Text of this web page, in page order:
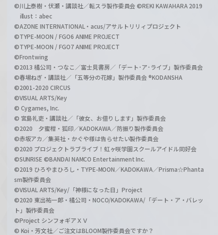
©川上泰樹・伏瀬・講談社／転スラ製作委員会 ©REKI KAWAHARA 2019
illust：abec
©AZONE INTERNATIONAL・acus/アサルトリリィプロジェクト
©TYPE-MOON / FGO6 ANIME PROJECT
©TYPE-MOON / FGO7 ANIME PROJECT
©Frontwing
©2013 橘公司・つなこ／富士見書房／「デート･ア･ライブ」製作委員会
©春場ねぎ・講談社／「五等分の花嫁」製作委員会 ®KODANSHA
©2001-2020 CIRCUS
©VISUAL ARTS/Key
© Cygames, Inc.
© 宮島礼吏・講談社／「彼女、お借りします」製作委員会
©2020 夕蜜柑・狐印／KADOKAWA／防振り製作委員会
©赤坂アカ／集英社・かぐや様は告らせたい製作委員会
©2020 プロジェクトラブライブ！虹ヶ咲学園スクールアイドル同好会
©SUNRISE ©BANDAI NAMCO Entertainment Inc.
©2019 ひろやまひろし・TYPE-MOON／KADOKAWA／Prisma☆Phanta
sm製作委員会
©VISUAL ARTS/Key/「神様になった日」Project
©2020 東出祐一郎・橘公司・NOCO/KADOKAWA/「デート・ア・バレッ
ト」製作委員会
©Project シンフォギアＸＶ
© Koi・芳文社／ご注文はBLOOM製作委員会ですか？